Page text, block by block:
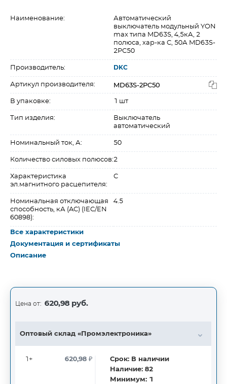
Наименование:
Автоматический
выключатель модульный YON
max типа MD63S, 4,5кА, 2
полюса, хар-ка C, 50А MD63S-
2PC50
Производитель: DKC
Артикул производителя: MD63S-2PC50
В упаковке: 1 шт
Тип изделия:
Выключатель
автоматический
Номинальный ток, А: 50
Количество силовых полюсов:2
Характеристика
эл.магнитного расцепителя:
C
Номинальная отключающая
способность, кА (AC) (IEC/EN
60898):
4.5
Все характеристики
Документация и сертификаты
Описание
Цена от: 620,98 руб.
Оптовый склад «Промэлектроника»
1+ 620,98₽ Срок: В наличии
Наличие:82
Минимум: 1